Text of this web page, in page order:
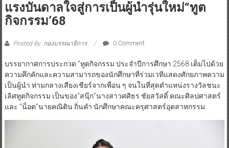
แรงบันดาลใจสู่การเป็นผู้นำรุ่นใหม่“ทูต
กิจกรรม’68
Posted By: กองบรรณาธิการ 0 Comment
บรรยากาศการประกวด “ทูตกิจกรรม ประจำปีการศึกษา 2568 เต็มไปด้วย
ความคึกคักและความสามารถของนักศึกษาที่ร่วมเวทีแสดงศักยภาพความ
เป็นผู้นำ ท่ามกลางเสียงเชียร์จากเพื่อน ๆ จนในที่สุดตำแหน่งรางวัลชนะ
เลิศทูตกิจกรรม เป็นของ“สนุ๊ก”นางสาวศศิธร ชัยสวัสดิ์ คณะศิลปศาสตร์
และ “น็อต”นายคณิติน ถิ่นคำ นักศึกษาคณะครุศาสตร์อุตสาหกรรม